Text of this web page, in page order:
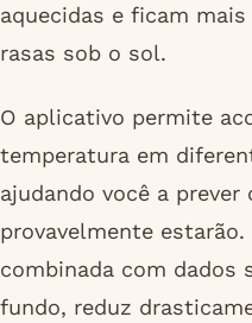
aquecidas e ficam
rasas sob o sol.
O aplicativo permite
temperatura em
ajudando você a
provavelmente
combinada com dados
fundo, reduz